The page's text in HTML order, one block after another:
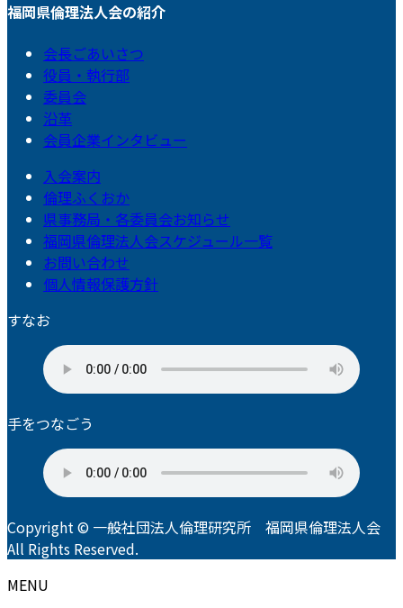
福岡県倫理法人会の紹介
会長ごあいさつ
役員・執行部
委員会
沿革
会員企業インタビュー
入会案内
倫理ふくおか
県事務局・各委員会お知らせ
福岡県倫理法人会スケジュール一覧
お問い合わせ
個人情報保護方針
すなお
手をつなごう
Copyright © 一般社団法人倫理研究所 福岡県倫理法人会
All Rights Reserved.
MENU